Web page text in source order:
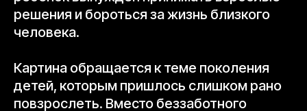
решения и бороться за жизнь близкого
человека.
Картина обращается к теме поколения
детей, которым пришлось слишком рано
повзрослеть. Вместо беззаботного